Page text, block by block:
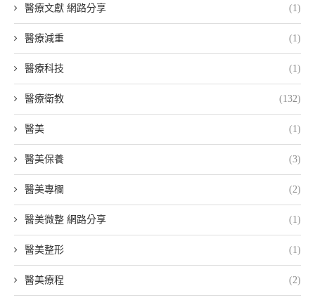
醫療文獻 網路分享 (1)
醫療減重 (1)
醫療科技 (1)
醫療衛教 (132)
醫美 (1)
醫美保養 (3)
醫美專欄 (2)
醫美微整 網路分享 (1)
醫美整形 (1)
醫美療程 (2)